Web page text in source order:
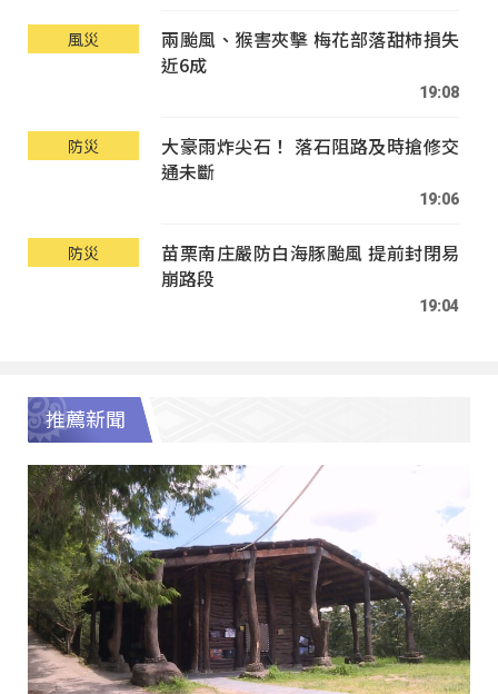
風災
兩颱風、猴害夾擊 梅花部落甜柿損失
近6成
19:08
防災
大豪雨炸尖石！ 落石阻路及時搶修交
通未斷
19:06
防災
苗栗南庄嚴防白海豚颱風 提前封閉易
崩路段
19:04
推薦新聞